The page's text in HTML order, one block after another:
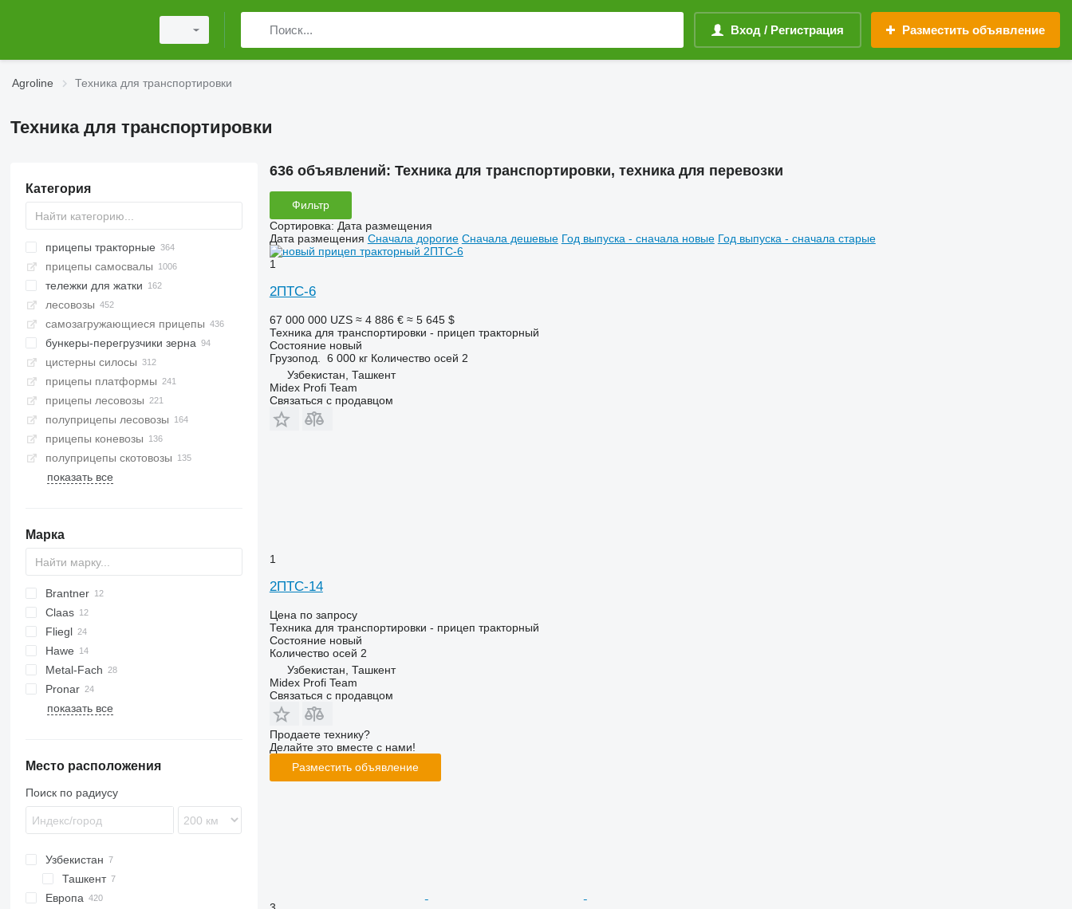
Вход / Регистрация Разместить объявление
Agroline Техника для транспортировки
Техника для транспортировки
Категория
прицепы тракторные
прицепы самосвалы
тележки для жатки
лесовозы
самозагружающиеся прицепы
бункеры-перегрузчики зерна
цистерны силосы
прицепы платформы
прицепы лесовозы
полуприцепы лесовозы
прицепы коневозы
полуприцепы скотовозы
показать все
Марка
HTS
Brevis
HTW
Brantner
E
TA
Claas
Xerion
HW
860
БНП-16
БНП-20
БНП-30
БНП-40
Fliegl
ASW
DK
EDK
TDK
Hawe
630F
840
1040
TX
UN
16.04.001
16.04.002
Metal-Fach
TX
OL
TKV
Pronar
PT
T663
T679
T680
T740
T743
ST
PRC
D-series
показать все
Место расположения
Поиск по радиусу
Узбекистан
Ташкент
Европа
636 объявлений: Техника для транспортировки, техника для перевозки
Фильтр
Сортировка: Дата размещения
Дата размещения Сначала дорогие Сначала дешевые Год выпуска - сначала новые Год выпуска - сначала старые
1
2ПТС-6
67 000 000 UZS ≈ 4 886 € ≈ 5 645 $
Техника для транспортировки - прицеп тракторный
Состояниеновый
Грузопод.
6 000 кг Количество осей 2
Узбекистан, Ташкент
Midex Profi Team
Связаться с продавцом
1
2ПТС-14
Цена по запросу
Техника для транспортировки - прицеп тракторный
Состояниеновый
Количество осей 2
Узбекистан, Ташкент
Midex Profi Team
Связаться с продавцом
Продаете технику?
Делайте это вместе с нами!
Разместить объявление